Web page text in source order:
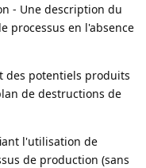
- Une description du
processus en l'absence
des potentiels produits
de destructions de
l'utilisation de
de production (sans